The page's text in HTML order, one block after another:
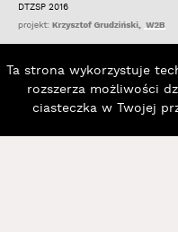
DTZSP 2016
Ta strona wykorzystuje
rozszerza możliwości
ciasteczka w Twojej